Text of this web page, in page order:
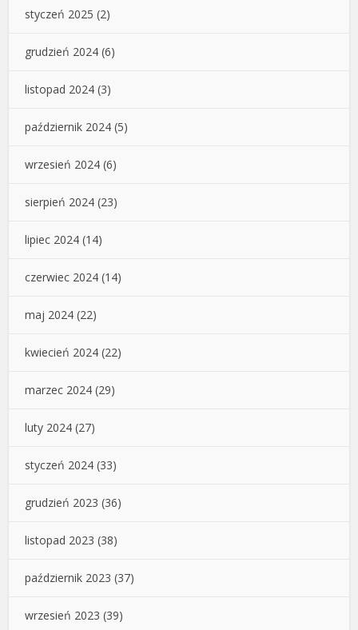
styczeń 2025 (2)
grudzień 2024 (6)
listopad 2024 (3)
październik 2024 (5)
wrzesień 2024 (6)
sierpień 2024 (23)
lipiec 2024 (14)
czerwiec 2024 (14)
maj 2024 (22)
kwiecień 2024 (22)
marzec 2024 (29)
luty 2024 (27)
styczeń 2024 (33)
grudzień 2023 (36)
listopad 2023 (38)
październik 2023 (37)
wrzesień 2023 (39)